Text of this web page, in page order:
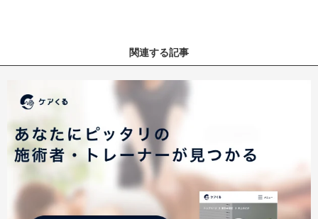
関連する記事